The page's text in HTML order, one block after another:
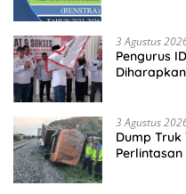
3 Agustus
Pengurus
3 Agustus
Dump